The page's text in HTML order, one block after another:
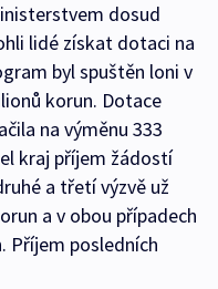
dosud
lidé získat dotaci na
byl spuštěn loni v
korun. Dotace
na výměnu 333
kraj příjem žádostí
a třetí výzvě už
a v obou případech
Příjem posledních